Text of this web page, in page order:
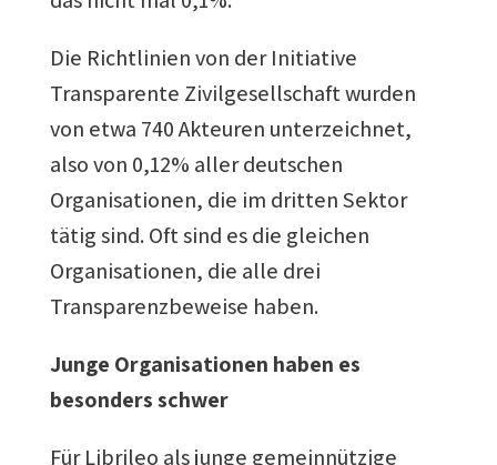
Die Richtlinien von der Initiative
Transparente Zivilgesellschaft wurden
von etwa 740 Akteuren unterzeichnet,
also von 0,12% aller deutschen
Organisationen, die im dritten Sektor
tätig sind. Oft sind es die gleichen
Organisationen, die alle drei
Transparenzbeweise haben.
Junge Organisationen haben es
besonders schwer
Für Librileo als junge gemeinnützige